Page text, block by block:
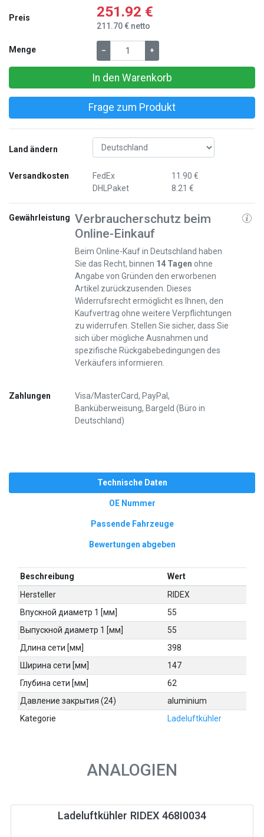
Preis 251.92 €
211.70 € netto
Menge – +
In den Warenkorb
Frage zum Produkt
Land ändern
Versandkosten
FedEx
DHLPaket
11.90 €
8.21 €
Gewährleistung Verbraucherschutz beim
Online-Einkauf
Beim Online-Kauf in Deutschland haben
Sie das Recht, binnen 14 Tagen ohne
Angabe von Gründen den erworbenen
Artikel zurückzusenden. Dieses
Widerrufsrecht ermöglicht es Ihnen, den
Kaufvertrag ohne weitere Verpflichtungen
zu widerrufen. Stellen Sie sicher, dass Sie
sich über mögliche Ausnahmen und
spezifische Rückgabebedingungen des
Verkäufers informieren.
Zahlungen
Visa/MasterCard, PayPal,
Banküberweisung, Bargeld (Büro in
Deutschland)
Technische Daten
OE Nummer
Passende Fahrzeuge
Bewertungen abgeben
Beschreibung
Wert
Hersteller
RIDEX
Впускной диаметр 1 [мм]
55
Выпускной диаметр 1 [мм]
55
Длина сети [мм]
398
Ширина сети [мм]
147
Глубина сети [мм]
62
Давление закрытия (24)
aluminium
Kategorie
Ladeluftkühler
ANALOGIEN
Ladeluftkühler RIDEX 468I0034